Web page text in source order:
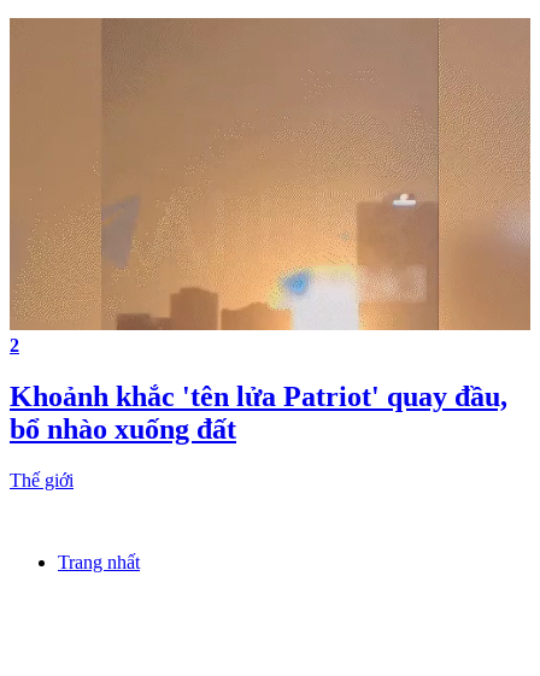
2
Khoảnh khắc 'tên lửa Patriot' quay đầu,
bổ nhào xuống đất
Thế giới
Trang nhất